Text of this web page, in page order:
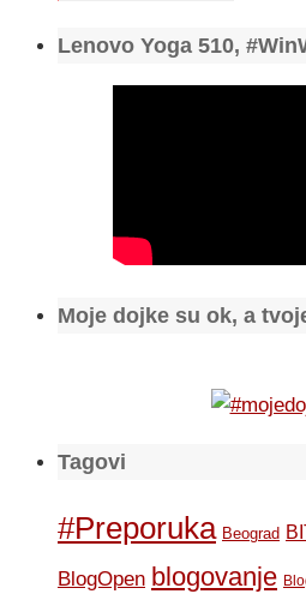
Lenovo Yoga 510,
Moje dojke su ok, a
Tagovi
#Preporuka Beograd
BlogOpen blogovanje